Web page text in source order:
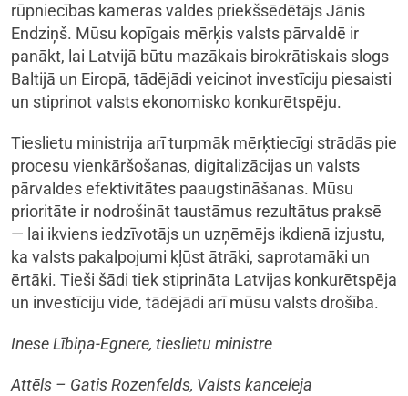
rūpniecības kameras valdes priekšsēdētājs Jānis
Endziņš. Mūsu kopīgais mērķis valsts pārvaldē ir
panākt, lai Latvijā būtu mazākais birokrātiskais slogs
Baltijā un Eiropā, tādējādi veicinot investīciju piesaisti
un stiprinot valsts ekonomisko konkurētspēju.
Tieslietu ministrija arī turpmāk mērķtiecīgi strādās pie
procesu vienkāršošanas, digitalizācijas un valsts
pārvaldes efektivitātes paaugstināšanas. Mūsu
prioritāte ir nodrošināt taustāmus rezultātus praksē
— lai ikviens iedzīvotājs un uzņēmējs ikdienā izjustu,
ka valsts pakalpojumi kļūst ātrāki, saprotamāki un
ērtāki. Tieši šādi tiek stiprināta Latvijas konkurētspēja
un investīciju vide, tādējādi arī mūsu valsts drošība.
Inese Lībiņa-Egnere, tieslietu ministre
Attēls – Gatis Rozenfelds, Valsts kanceleja